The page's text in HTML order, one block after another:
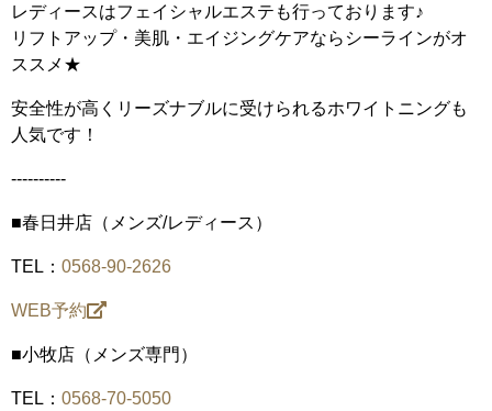
レディースはフェイシャルエステも行っております♪
リフトアップ・美肌・エイジングケアならシーラインがオ
ススメ★
安全性が高くリーズナブルに受けられるホワイトニングも
人気です！
----------
■春日井店（メンズ/レディース）
TEL： 0568-90-2626
WEB予約
■小牧店（メンズ専門）
TEL： 0568-70-5050